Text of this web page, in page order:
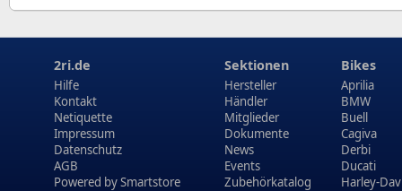
2ri.de
Hilfe
Kontakt
Netiquette
Impressum
Datenschutz
AGB
Powered bySmartstore
Sektionen
Hersteller
Händler
Mitglieder
Dokumente
News
Events
Zubehörkatalog
Bikes
Aprilia
BMW
Buell
Cagiva
Derbi
Ducati
Harley-